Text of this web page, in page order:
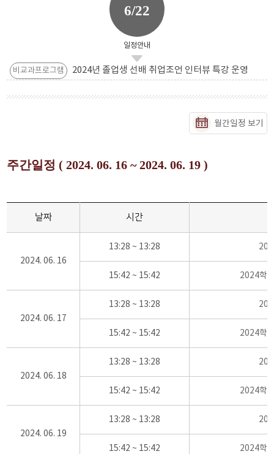
6/22
일정안내
비교과프로그램 2024년 졸업생 선배 취업조언 인터뷰 특강 운영
월간일정 보기
주간일정 ( 2024. 06. 16 ~ 2024. 06. 19 )
날짜 시간
2024. 06. 16
13:28 ~ 13:28
15:42 ~ 15:42 2024학
2024. 06. 17
13:28 ~ 13:28
15:42 ~ 15:42 2024학
2024. 06. 18
13:28 ~ 13:28
15:42 ~ 15:42 2024학
2024. 06. 19
13:28 ~ 13:28
15:42 ~ 15:42 2024학